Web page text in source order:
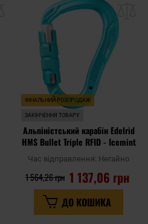
уподобань
ФІНАЛЬНИЙ РОЗПРОДАЖ
ЗАКІНЧЕННЯ ТОВАРУ
Альпіністський карабін Edelrid
HMS Bullet Triple RFID - Icemint
Час відправлення: Негайно
1 137,06 грн
1 564,26 грн
ДО КОШИКА